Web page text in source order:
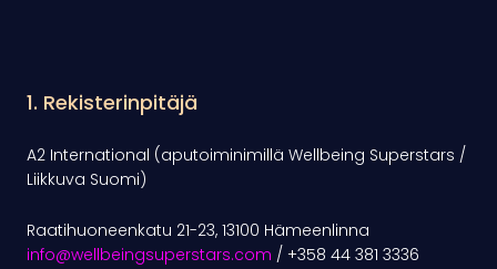
1. Rekisterinpitäjä
A2 International (aputoiminimillä Wellbeing Superstars /
Liikkuva Suomi)
Raatihuoneenkatu 21-23, 13100 Hämeenlinna
info@wellbeingsuperstars.com / +358 44 381 3336